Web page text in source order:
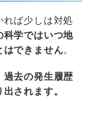
ば少しは対処
科学ではいつ地
はできません。
過去の発生履歴
されます。